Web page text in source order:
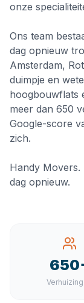
onze
Ons team
dag opnieuw
Amsterdam,
duimpje en
hoogbouwflats
meer dan 650
Google-score
zich.
Handy Movers.
dag opnieuw.